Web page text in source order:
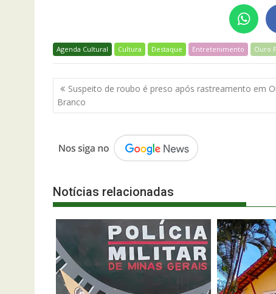
Agenda Cultural Cultura Destaque Entretenimento Ouro
Navegação
de
Post
Suspeito de roubo é preso após rastreamento em
Branco
Notícias relacionadas